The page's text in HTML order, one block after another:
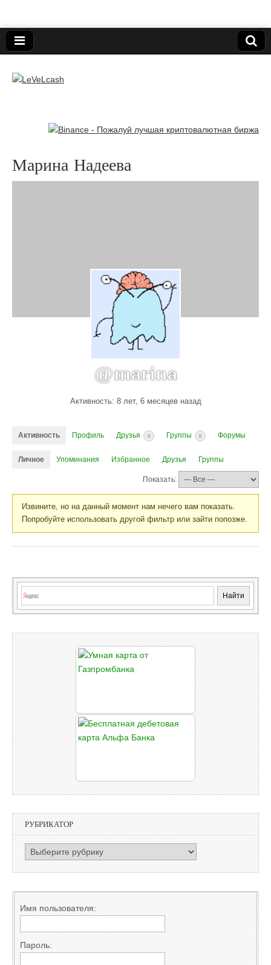
LeVeLcash
Марина Надеева
@marina
Активность: 8 лет, 6 месяцев назад
Активность Профиль Друзья 0 Группы 0 Форумы
Личное Упоминания Избранное Друзья Группы
Показать:
Извините, но на данный момент нам нечего вам показать.
Попробуйте использовать другой фильтр или зайти попозже.
РУБРИКАТОР
РУБРИКАТОР
Имя пользователя:
Пароль: